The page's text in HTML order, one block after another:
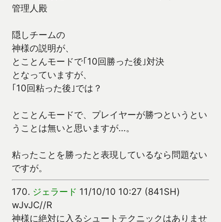
管理人殿
隠しチームの
神様の説明が、
とことんモードで｢10回勝った後｣対決
となっていますが、
｢10回粘った後｣では？
とことんモードで、プレイヤーが勝つというとい
うことは無いと思いますが…。
粘ったことを勝ったと表現しているなら問題ない
ですが。
170. ジェラード 11/10/10 10:27 (841SH)
wJvJC//R
神様に絶対に入るシュートテクニックはありませ